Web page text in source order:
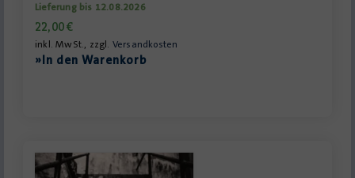
Lieferung bis 12.08.2026
22,00€
inkl. MwSt., zzgl. Versandkosten
»In den Warenkorb